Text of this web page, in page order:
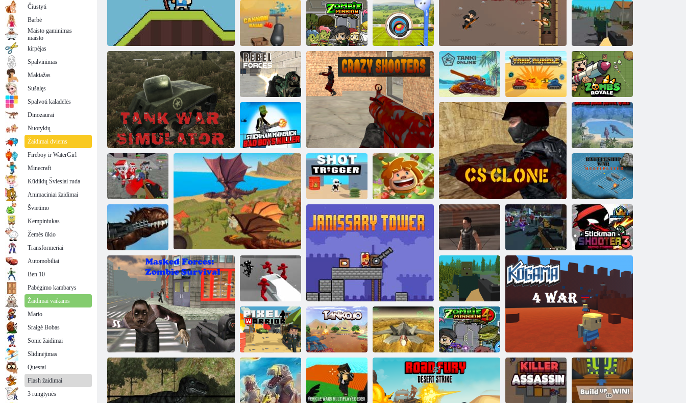
Janissary mūšiai
Kowara Kogamos PVP
Burbulas
vandenynas
Tiny Šautuvai
3 zombių misija
„Cannon“
rutuliai 3D
1 zombių misija
Tankų karo simuliatorius
Šaudymo iš
lanko pasaulis
Miško
išgyvenimas
Sukilėlių
pajėgos
Pašėlę šauliai
„Tanki Online“ Tanko bumulis
"Zombs
Royale". io
CS klonas
Stickman blogas
berniukų
žudikas
Dinozaurų Juros
periodo
išgyvenimo
pasaulis
„Pixel Wars“
apokalipsės
zombis
„Dragon Simulator 3D“
Šūvio gaidukas Džiunglių plytos
Karo laivo karo
multiplayer
Janissary bokštas
Snaiperių ataka
„Gungame 24
pixel“
„Stickman
monstrų
Mūšio
simuliatorius:
Counter
Stickman
Pikselių
išlikimas
Pikselių kariai Tanko. io
„Fractal Combat
X“
Zombių misija 4
Čiustyti
Barbė
Maisto gaminimas
maisto
kirpėjas
Spalvinimas
Makiažas
Sušalęs
Spalvoti kaladėlės
Dinozaurai
Nuotykių
Žaidimai dviems
Fireboy ir WaterGirl
Minecraft
Kūdikių Šviesiai ruda
Animaciniai žaidimai
Švietimo
Kempiniukas
Žemės ūkio
Transformeriai
Automobiliai
Ben 10
Pabėgimo kambarys
Žaidimai vaikams
Mario
Sraigė Bobas
Sonic žaidimai
Slidinėjimas
Questai
Flash žaidimai
3 rungtynės